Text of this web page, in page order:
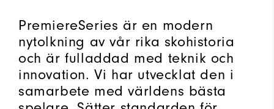
PremiereSeries är en modern
nytolkning av vår rika skohistoria
och är fulladdad med teknik och
innovation. Vi har utvecklat den i
samarbete med världens bästa